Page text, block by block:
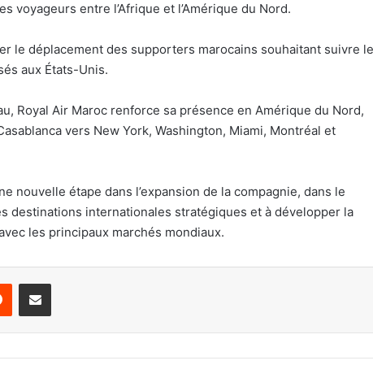
voyageurs entre l’Afrique et l’Amérique du Nord.
le déplacement des supporters marocains souhaitant suivre
aux États-Unis.
Royal Air Maroc renforce sa présence en Amérique du Nord,
vers New York, Washington, Miami, Montréal et
nouvelle étape dans l’expansion de la compagnie, dans le
destinations internationales stratégiques et à développer la
les principaux marchés mondiaux.
Reddit Partager par email